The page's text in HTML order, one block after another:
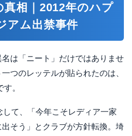
真相｜2012年のハプ
アム出禁事件
は「ニート」だけではありませ
つのレッテルが貼られたのは、
。
て、「今年こそレディア一家
そう」とクラブが方針転換。埼